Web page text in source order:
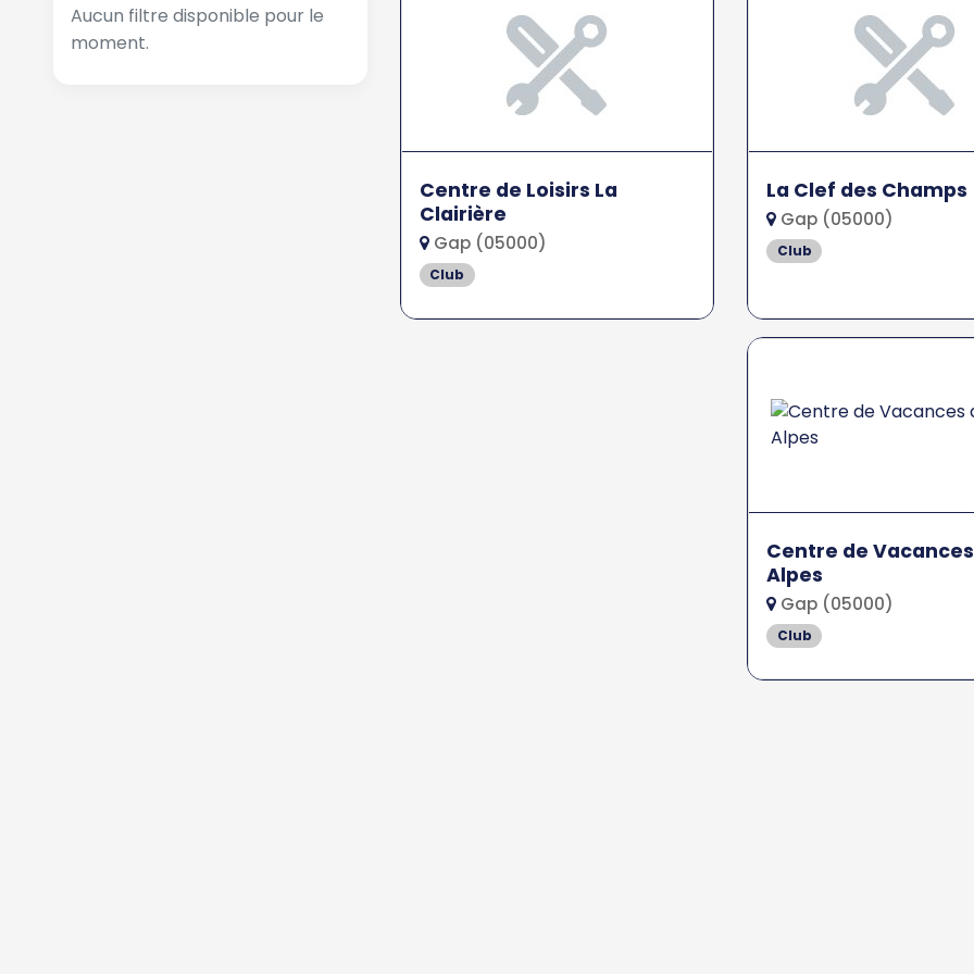
Aucun filtre disponible pour le
moment.
Centre de Loisirs La
Clairière
Gap (05000)
Club
La Clef des Champs
Gap (05000)
Club
Centre de
Alpes
Gap (05000)
Club